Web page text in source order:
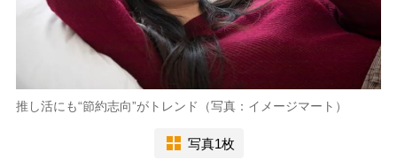
推し活にも“節約志向”がトレンド（写真：イメージマート）
写真1枚